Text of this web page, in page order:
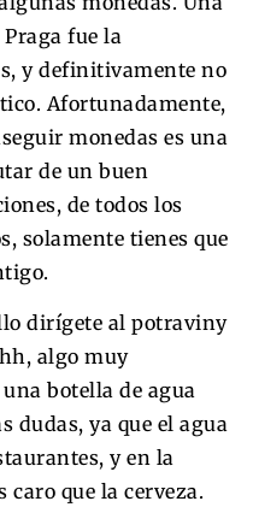
fue la
y definitivamente no
Afortunadamente,
monedas es una
de un buen
de todos los
solamente tienes que
dirígete al potraviny
algo muy
botella de agua
dudas, ya que el agua
y en la
caro que la cerveza.